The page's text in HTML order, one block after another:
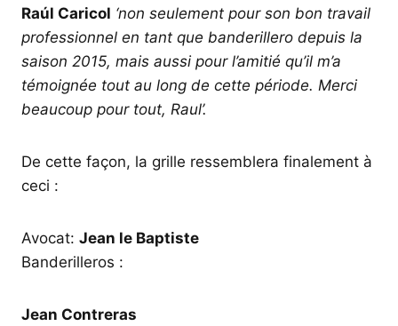
Raúl Caricol ‘non seulement pour son bon travail
professionnel en tant que banderillero depuis la
saison 2015, mais aussi pour l’amitié qu’il m’a
témoignée tout au long de cette période. Merci
beaucoup pour tout, Raul’.
De cette façon, la grille ressemblera finalement à
ceci :
Avocat: Jean le Baptiste
Banderilleros :
Jean Contreras